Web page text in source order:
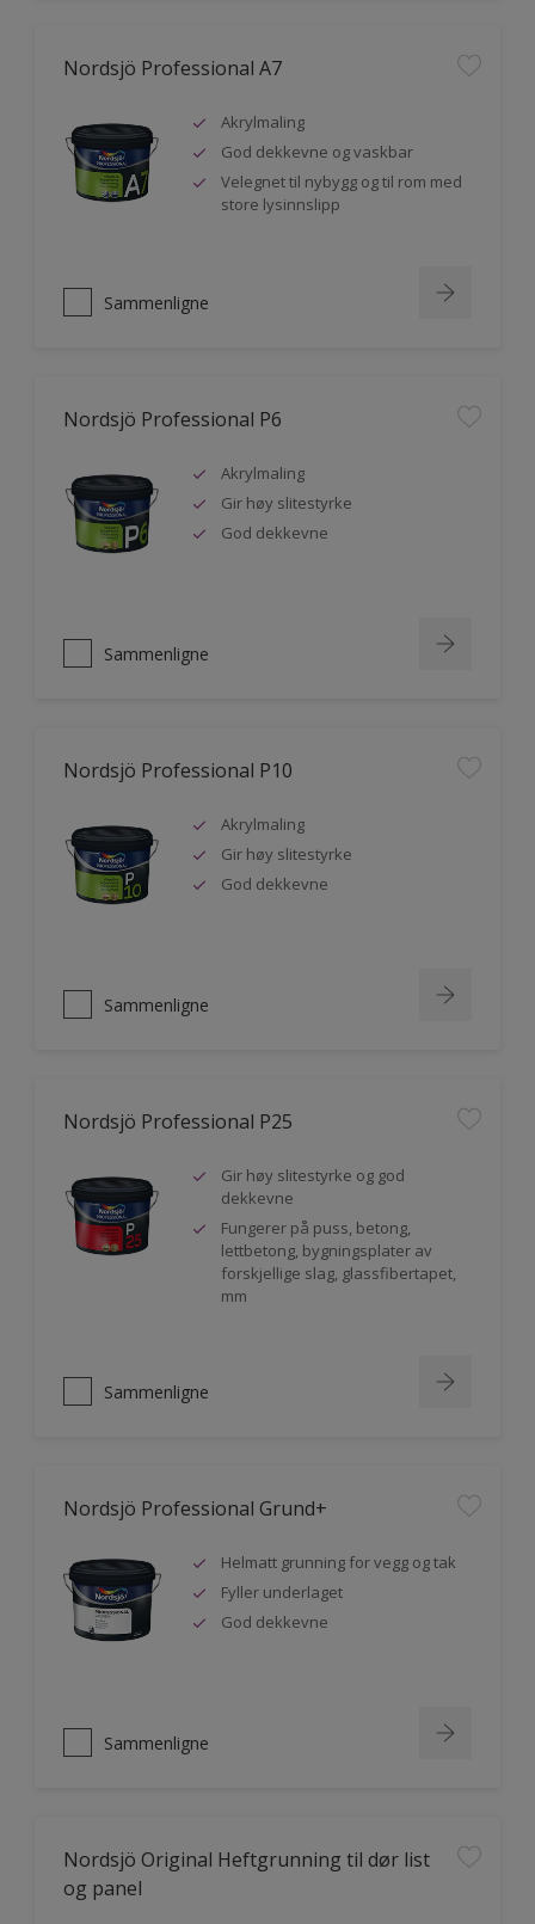
Nordsjö Professional A7
Akrylmaling
God dekkevne og vaskbar
Velegnet til nybygg og til rom med
store lysinnslipp
Sammenligne
Nordsjö Professional P6
Akrylmaling
Gir høy slitestyrke
God dekkevne
Sammenligne
Nordsjö Professional P10
Akrylmaling
Gir høy slitestyrke
God dekkevne
Sammenligne
Nordsjö Professional P25
Gir høy slitestyrke og god
dekkevne
Fungerer på puss, betong,
lettbetong, bygningsplater av
forskjellige slag, glassfibertapet,
mm
Sammenligne
Nordsjö Professional Grund+
Helmatt grunning for vegg og tak
Fyller underlaget
God dekkevne
Sammenligne
Nordsjö Original Heftgrunning til dør list
og panel